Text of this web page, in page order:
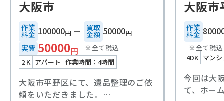
2 K アパート 作業時間：4時間
作業
料金 100000円
買取
⾦額 50000円
実費 50000円 ※全て税込
大阪市
大阪市平野区にて、遺品整理のご依
頼をいただきました。
4DK マン
作業
料金
※全て税込
今回は大
て、ホー